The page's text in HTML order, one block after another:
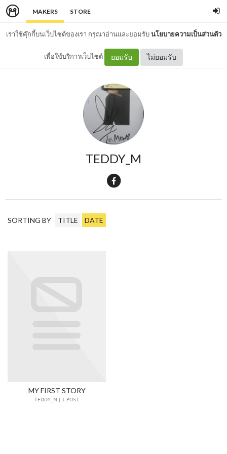
MAKERS STORE
เราใช้คุ๊กกี้บนเว็บไซต์ของเรา กรุณาอ่านและยอมรับนโยบายความเป็นส่วนตัว
เพื่อใช้บริการเว็บไซต์ ยอมรับ ไม่ยอมรับ
TEDDY_M
SORTING BY TITLE DATE
MY FIRST STORY
TEDDY_M | 1 POST